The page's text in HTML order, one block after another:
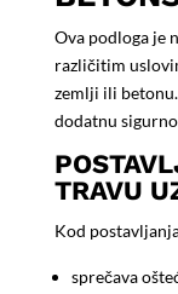
Ova podloga je
različitim
zemlji ili
dodatnu
TRAVU
Kod
sprečava